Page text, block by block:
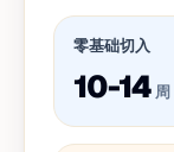
零基础切入
10-14 周